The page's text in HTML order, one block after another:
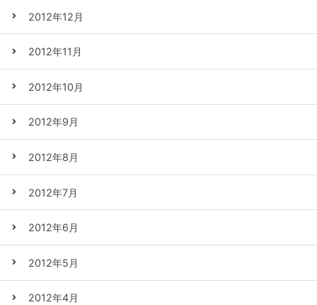
2012年12月
2012年11月
2012年10月
2012年9月
2012年8月
2012年7月
2012年6月
2012年5月
2012年4月